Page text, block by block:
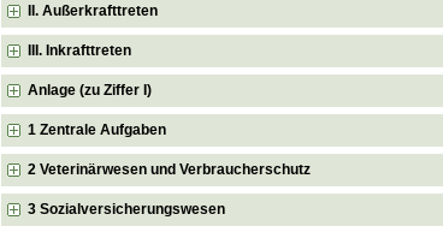
II. Außerkrafttreten
III. Inkrafttreten
Anlage (zu Ziffer I)
1 Zentrale Aufgaben
2 Veterinärwesen und Verbraucherschutz
3 Sozialversicherungswesen